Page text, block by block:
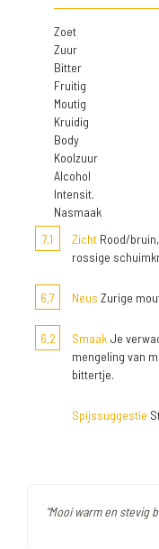
Zoet
Zuur
Bitter
Fruitig
Moutig
Kruidig
Body
Koolzuur
Alcohol
Intensit.
Nasmaak
7,1
Zicht Rood/
rossige
6,7 Neus Zurige
6,2 Smaak Je
mengeling van
bittertje.
Spijssuggestie
"Mooi warm en stevig